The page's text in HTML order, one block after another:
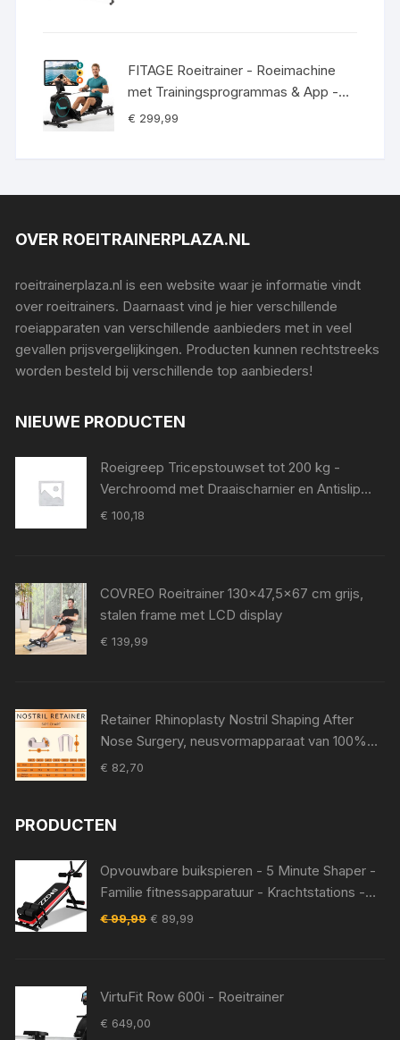
FITAGE Roeitrainer - Roeimachine
met Trainingsprogrammas & App -
Inklapbaar Roeiapparaat met 16
€ 299,99
OVER ROEITRAINERPLAZA.NL
roeitrainerplaza.nl is een website waar je informatie vindt
over roeitrainers. Daarnaast vind je hier verschillende
roeiapparaten van verschillende aanbieders met in veel
gevallen prijsvergelijkingen. Producten kunnen rechtstreeks
worden besteld bij verschillende top aanbieders!
NIEUWE PRODUCTEN
Roeigreep Tricepstouwset tot 200 kg -
Verchroomd met Draaischarnier en Antislip
Grip voor Krachttraining
€ 100,18
COVREO Roeitrainer 130x47,5x67 cm grijs,
stalen frame met LCD display
€ 139,99
Retainer Rhinoplasty Nostril Shaping After
Nose Surgery, neusvormapparaat van 100%
medische siliconen, neuspad voor Surgery,
€ 82,70
PRODUCTEN
Opvouwbare buikspieren - 5 Minute Shaper -
Familie fitnessapparatuur - Krachtstations -
Apparatuur voor bodybuilding - Evolution
€99,99 Oorspronkelijke
€ 89,99
VirtuFit Row 600i - Roeitrainer
€ 649,00